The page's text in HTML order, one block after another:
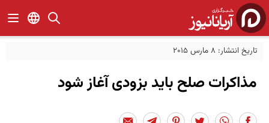
تاریخ انتشار: 8 مارس 2015
مذاکرات صلح باید بزودی آغاز شود